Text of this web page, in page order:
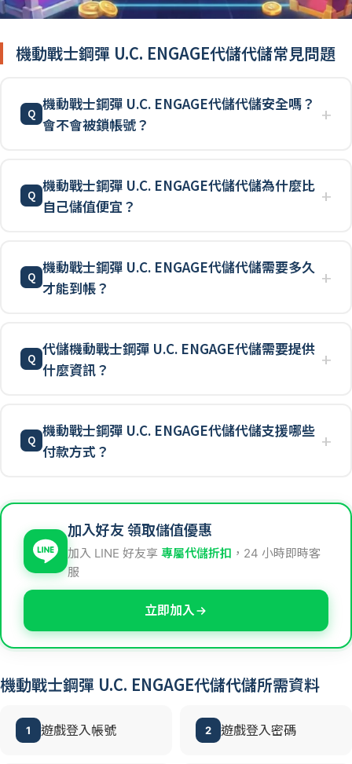
機動戰士鋼彈 U.C. ENGAGE代儲代儲常見問題
機動戰士鋼彈 U.C. ENGAGE代儲代儲安全嗎？
會不會被鎖帳號？
機動戰士鋼彈 U.C. ENGAGE代儲代儲為什麼比
自己儲值便宜？
機動戰士鋼彈 U.C. ENGAGE代儲代儲需要多久
才能到帳？
代儲機動戰士鋼彈 U.C. ENGAGE代儲需要提供
什麼資訊？
機動戰士鋼彈 U.C. ENGAGE代儲代儲支援哪些
付款方式？
加入好友 領取儲值優惠
加入 LINE 好友享 專屬代儲折扣 ，24 小時即時客
服
立即加入
機動戰士鋼彈 U.C. ENGAGE代儲代儲所需資料
1 遊戲登入帳號 2 遊戲登入密碼